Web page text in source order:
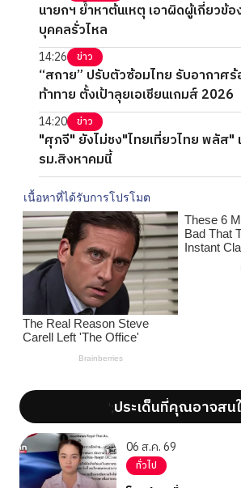
นายกฯ ย้ำหาต้นเหตุ เอาผิดผู้เกี่ยวข้
บุคคลรั่วไหล
14:26 ข่าว
“สกาย” ปรับตัวซ้อมไทย รับอากาศ
ท้าทาย ตั้งเป้าลุยเอเชียนเกมส์ 2026
14:20 ข่าว
"ศุภจี" ยังไม่ชง"ไทยเที่ยวไทย พลัส"
รม.สิงหาคมนี้
';ประเด็นที่คุณอาจสน
06 ส.ค. 69
ทั่วไป